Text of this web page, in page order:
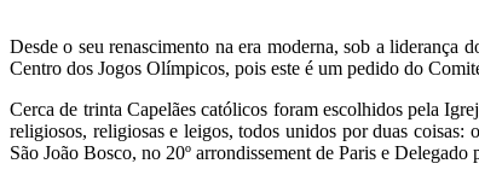
Desde o seu renascimento na era moderna, sob a
Centro dos Jogos Olímpicos, pois este é um pedido do
Cerca de trinta Capelães católicos foram escolhidos pela
religiosos, religiosas e leigos, todos unidos por duas
São João Bosco, no 20º arrondissement de Paris e